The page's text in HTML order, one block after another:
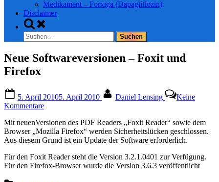
Medikament – Forxiga (Dapagliflozin)
Disclaimer
Toggle
search
form
Suchen
nach:
Neue Softwareversionen – Foxit und
Firefox
on
5. April 20105. April 2010 Daniel Lensing
Keine
Kommentarezu
Softwareversionen
–
Foxit
Firefox
Mit neuenVersionen des PDF Readers „Foxit Reader“ sowie dem
Browser „Mozilla Firefox“ werden Sicherheitslücken geschlossen.
Aus diesem Grund ist ein Update der Software erforderlich.
Für den Foxit Reader steht die Version 3.2.1.0401 zur Verfügung.
Für den Firefox-Browser wurde die Version 3.6.3 veröffentlicht